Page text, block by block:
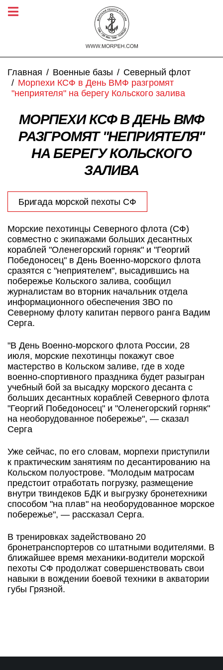
Главная Военные базы
Северный флот
Морпехи КСФ в День ВМФ разгромят
"неприятеля" на берегу Кольского залива
МОРПЕХИ КСФ В ДЕНЬ ВМФ
РАЗГРОМЯТ "НЕПРИЯТЕЛЯ"
НА БЕРЕГУ КОЛЬСКОГО
ЗАЛИВА
Бригада морской пехоты СФ
Морские пехотинцы Северного флота (СФ)
совместно с экипажами больших десантных
кораблей "Оленегорский горняк" и "Георгий
Победоносец" в День Военно-морского флота
сразятся с "неприятелем", высадившись на
побережье Кольского залива, сообщил
журналистам во вторник начальник отдела
информационного обеспечения ЗВО по
Северному флоту капитан первого ранга Вадим
Серга.
"В День Военно-морского флота России, 28
июля, морские пехотинцы покажут свое
мастерство в Кольском заливе, где в ходе
военно-спортивного праздника будет разыгран
учебный бой за высадку морского десанта с
больших десантных кораблей Северного флота
"Георгий Победоносец" и "Оленегорский горняк"
на необорудованное побережье", — сказал
Серга
Уже сейчас, по его словам, морпехи приступили
к практическим занятиям по десантированию на
Кольском полуострове. "Молодым матросам
предстоит отработать погрузку, размещение
внутри твиндеков БДК и выгрузку бронетехники
способом "на плав" на необорудованное морское
побережье", — рассказал Серга.
В тренировках задействовано 20
бронетранспортеров со штатными водителями. В
ближайшее время механики-водители морской
пехоты СФ продолжат совершенствовать свои
навыки в вождении боевой техники в акватории
губы Грязной.